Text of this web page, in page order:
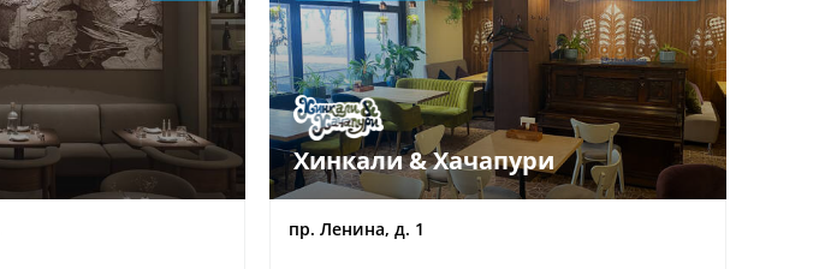
Хинкали & Хачапури
пр. Ленина, д. 1